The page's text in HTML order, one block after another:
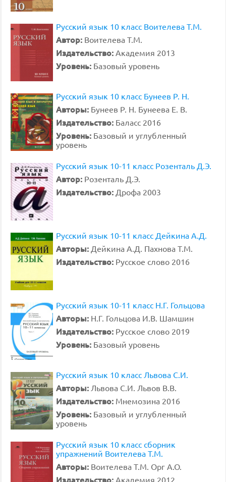
Русский язык 10 класс Воителева Т.М.
Автор: Воителева Т.М.
Издательство: Академия 2013
Уровень: Базовый уровень
Русский язык 10 класс Бунеев Р. Н.
Авторы: Бунеев Р. Н. Бунеева Е. В.
Издательство: Баласс 2016
Уровень: Базовый и углубленный
уровень
Русский язык 10-11 класс Розенталь Д.Э.
Автор: Розенталь Д.Э.
Издательство: Дрофа 2003
Русский язык 10-11 класс Дейкина А.Д.
Авторы: Дейкина А.Д. Пахнова Т.М.
Издательство: Русское слово 2016
Русский язык 10-11 класс Н.Г. Гольцова
Авторы: Н.Г. Гольцова И.В. Шамшин
Издательство: Русское слово 2019
Уровень: Базовый уровень
Русский язык 10 класс Львова С.И.
Авторы: Львова С.И. Львов В.В.
Издательство: Мнемозина 2016
Уровень: Базовый и углубленный
уровень
Русский язык 10 класс сборник
упражнений Воителева Т.М.
Авторы: Воителева Т.М. Орг А.О.
Издательство: Академия 2012